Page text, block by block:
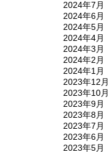
2024年7月
2024年6月
2024年5月
2024年4月
2024年3月
2024年2月
2024年1月
2023年12月
2023年10月
2023年9月
2023年8月
2023年7月
2023年6月
2023年5月